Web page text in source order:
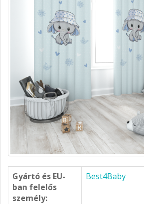
Gyártó és EU-
ban felelős
személy:
Best4Baby